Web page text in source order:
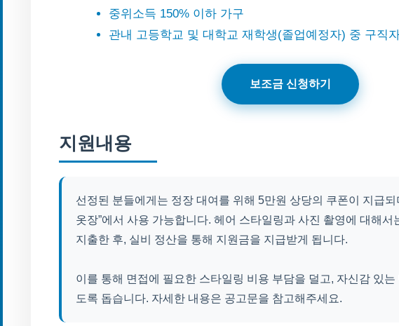
중위소득 150% 이하 가구
관내 고등학교 및 대학교 재학생(졸업예정자) 중 구직
보조금 신청하기
지원내용
선정된 분들에게는 정장 대여를 위해 5만원 상당의 쿠폰이 지급되
옷장”에서 사용 가능합니다. 헤어 스타일링과 사진 촬영에 대해서
지출한 후, 실비 정산을 통해 지원금을 지급받게 됩니다.
이를 통해 면접에 필요한 스타일링 비용 부담을 덜고, 자신감 있는
도록 돕습니다. 자세한 내용은 공고문을 참고해주세요.